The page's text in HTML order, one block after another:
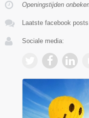
Openingstijden
Laatste facebook posts
Sociale media: